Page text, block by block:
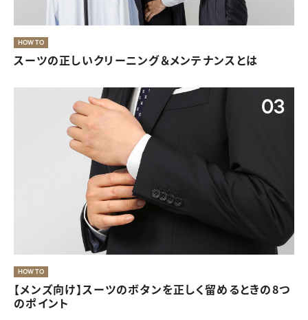
HOW TO
スーツの正しいクリーニング＆メンテナンスとは
03
HOW TO
【メンズ向け】スーツのボタンを正しく留めるときの8つ
のポイント
40代・50代にふさわしいレディース喪服
08
きちんと感と華やかさが両立した入学式・卒業式の服装
07